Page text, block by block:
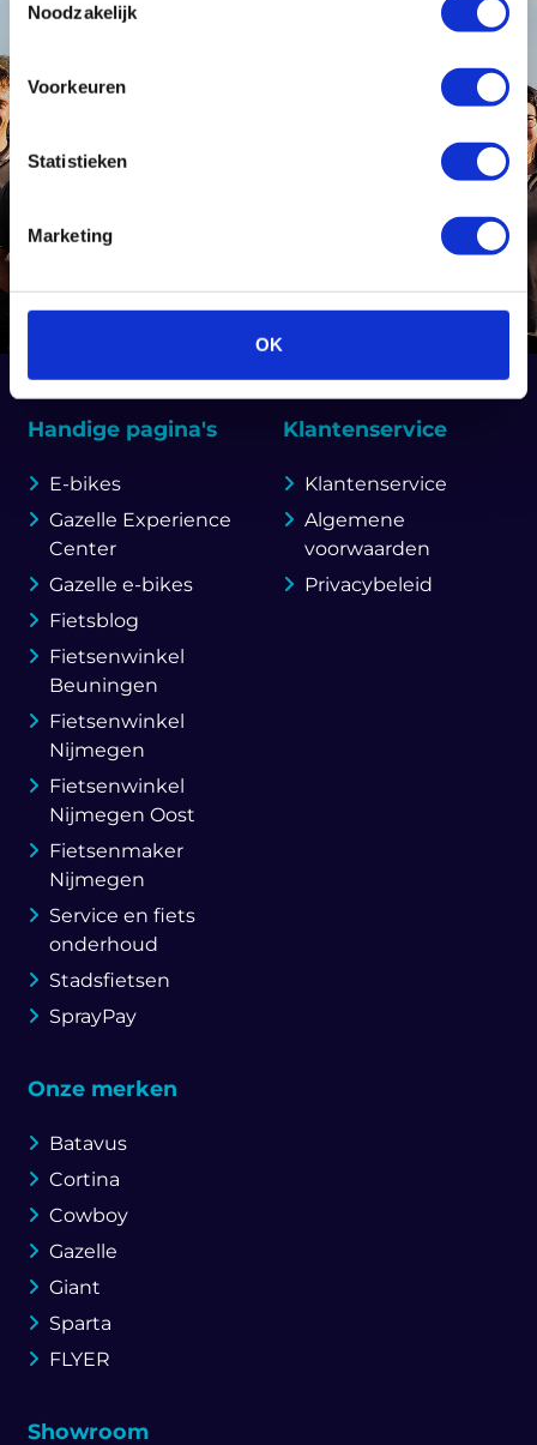
Noodzakelijk
Voorkeuren
Statistieken
Marketing
OK
Handige pagina's
E-bikes
Gazelle Experience
Center
Gazelle e-bikes
Fietsblog
Fietsenwinkel
Beuningen
Fietsenwinkel
Nijmegen
Fietsenwinkel
Nijmegen Oost
Fietsenmaker
Nijmegen
Service en fiets
onderhoud
Stadsfietsen
SprayPay
Klantenservice
Klantenservice
Algemene
voorwaarden
Privacybeleid
Onze merken
Batavus
Cortina
Cowboy
Gazelle
Giant
Sparta
FLYER
Showroom